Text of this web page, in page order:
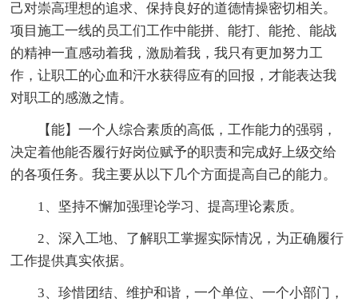
己对崇高理想的追求、保持良好的道德情操密切相关。
项目施工一线的员工们工作中能拼、能打、能抢、能战
的精神一直感动着我，激励着我，我只有更加努力工
作，让职工的心血和汗水获得应有的回报，才能表达我
对职工的感激之情。
【能】一个人综合素质的高低，工作能力的强弱，
决定着他能否履行好岗位赋予的职责和完成好上级交给
的各项任务。我主要从以下几个方面提高自己的能力。
1、坚持不懈加强理论学习、提高理论素质。
2、深入工地、了解职工掌握实际情况，为正确履行
工作提供真实依据。
3、珍惜团结、维护和谐，一个单位、一个小部门，